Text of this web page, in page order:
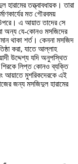
তত্ত্বাবধায়ক। তারা
মত গৌরবময়
উপরে। এ আয়াত তাদের সে
অন্য যে-কোনও মসজিদের
থাকা শর্ত। কেননা মসজিদ
করা, যাতে আল্লাহ
উদ্দেশ্য যদি অনুপস্থিত
শিরকে লিপ্ত কোনও ব্যক্তি
আয়াতে মুশরিকদেরকে এই
জন্য মসজিদুল হারামের